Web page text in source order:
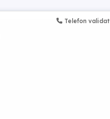
Telefon validat